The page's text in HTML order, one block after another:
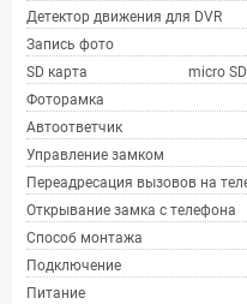
Детектор движения для DVR
Запись фото
SD карта
micro
Фоторамка
Автоответчик
Управление замком
Переадресация вызовов на
Открывание замка с телефона
Способ монтажа
Подключение
Питание